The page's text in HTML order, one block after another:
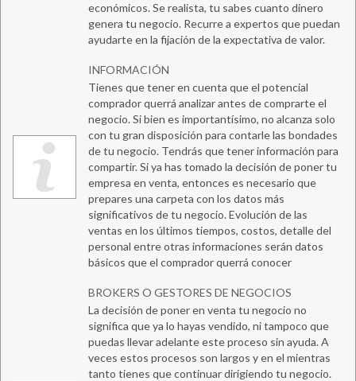
económicos. Se realista, tu sabes cuanto dinero
genera tu negocio. Recurre a expertos que puedan
ayudarte en la fijación de la expectativa de valor.
INFORMACIÓN
Tienes que tener en cuenta que el potencial
comprador querrá analizar antes de comprarte el
negocio. Si bien es importantísimo, no alcanza solo
con tu gran disposición para contarle las bondades
de tu negocio. Tendrás que tener información para
compartir. Si ya has tomado la decisión de poner tu
empresa en venta, entonces es necesario que
prepares una carpeta con los datos más
significativos de tu negocio. Evolución de las
ventas en los últimos tiempos, costos, detalle del
personal entre otras informaciones serán datos
básicos que el comprador querrá conocer
BROKERS O GESTORES DE NEGOCIOS
La decisión de poner en venta tu negocio no
significa que ya lo hayas vendido, ni tampoco que
puedas llevar adelante este proceso sin ayuda. A
veces estos procesos son largos y en el mientras
tanto tienes que continuar dirigiendo tu negocio.